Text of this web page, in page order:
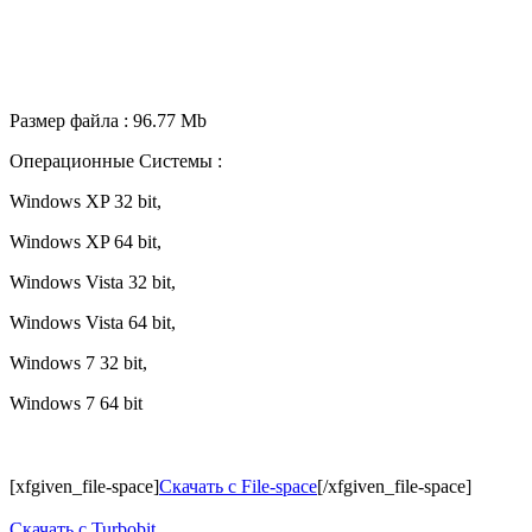
Размер файла : 96.77 Mb
Операционные Системы :
Windows XP 32 bit,
Windows XP 64 bit,
Windows Vista 32 bit,
Windows Vista 64 bit,
Windows 7 32 bit,
Windows 7 64 bit
[xfgiven_file-space]Скачать с File-space[/xfgiven_file-space]